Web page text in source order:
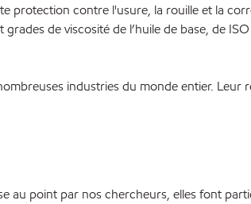
protection contre l'usure, la rouille et la
de viscosité de l’huile de base, de
industries du monde entier. Leur
au point par nos chercheurs, elles font